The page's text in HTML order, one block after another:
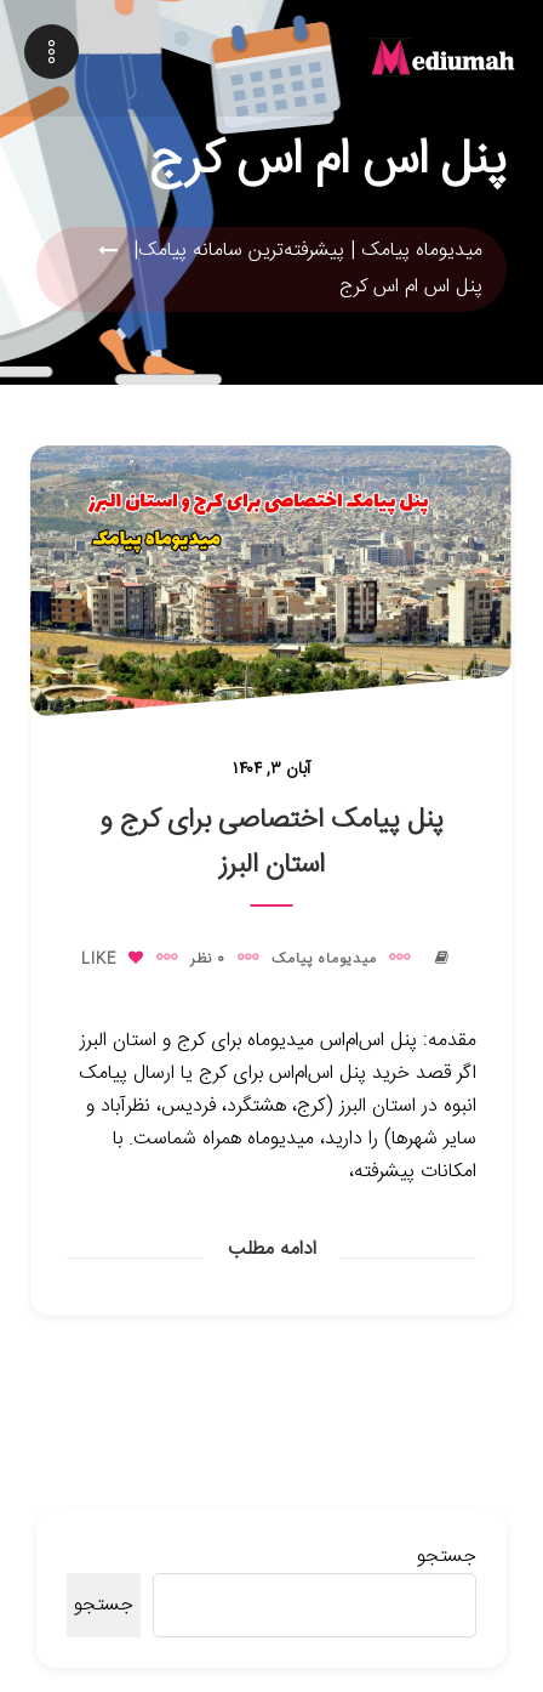
پنل اس ام اس کرج
میدیوماه پیامک | پیشرفته‌ترین سامانه پیامک|
پنل اس ام اس کرج
آبان ۳, ۱۴۰۴
پنل پیامک اختصاصی برای کرج و
استان البرز
میدیوماه پیامک 0 نظر LIKE
مقدمه: پنل اس‌ام‌اس میدیوماه برای کرج و استان البرز
اگر قصد خرید پنل اس‌ام‌اس برای کرج یا ارسال پیامک
انبوه در استان البرز (کرج، هشتگرد، فردیس، نظرآباد و
سایر شهرها) را دارید، میدیوماه همراه شماست. با
امکانات پیشرفته،
ادامه مطلب
جستجو
جستجو